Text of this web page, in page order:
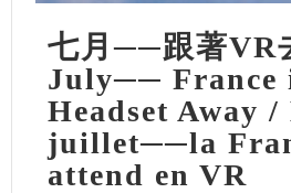
七月──跟著VR
July── France
Headset Away /
juillet──la
attend en VR